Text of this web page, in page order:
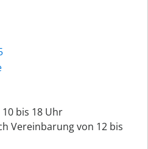
bis 18 Uhr
Vereinbarung von 12 bis